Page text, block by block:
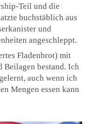
Teil und die
buchstäblich aus
und
angeschleppt.
Fladenbrot) mit
Beilagen bestand. Ich
auch wenn ich
Mengen essen kann